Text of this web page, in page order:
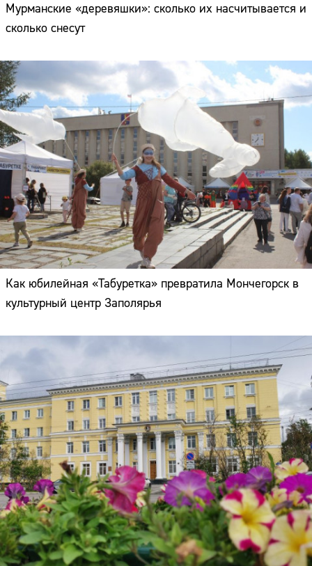
Мурманские «деревяшки»: сколько их насчитывается и
сколько снесут
Как юбилейная «Табуретка» превратила Мончегорск в
культурный центр Заполярья